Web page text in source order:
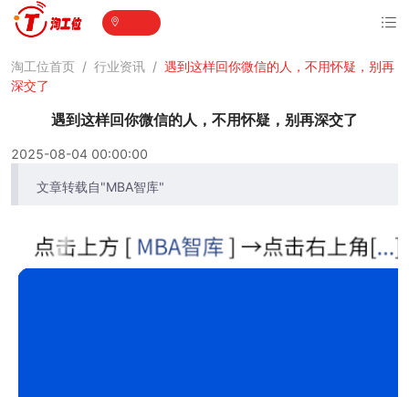
淘工位首页 / 行业资讯 / 遇到这样回你微信的人，不用怀疑，别再
深交了
遇到这样回你微信的人，不用怀疑，别再深交了
2025-08-04 00:00:00
文章转载自"MBA智库"